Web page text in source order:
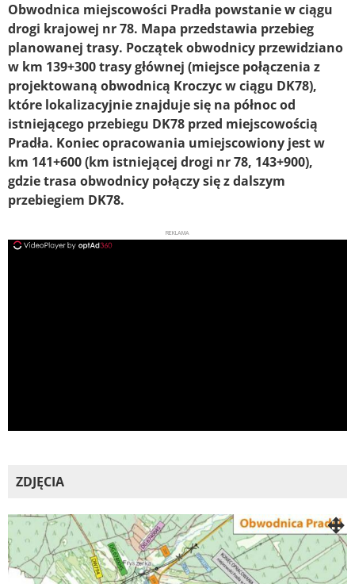
Obwodnica miejscowości Pradła powstanie w ciągu
drogi krajowej nr 78. Mapa przedstawia przebieg
planowanej trasy. Początek obwodnicy przewidziano
w km 139+300 trasy głównej (miejsce połączenia z
projektowaną obwodnicą Kroczyc w ciągu DK78),
które lokalizacyjnie znajduje się na północ od
istniejącego przebiegu DK78 przed miejscowością
Pradła. Koniec opracowania umiejscowiony jest w
km 141+600 (km istniejącej drogi nr 78, 143+900),
gdzie trasa obwodnicy połączy się z dalszym
przebiegiem DK78.
REKLAMA
ZDJĘCIA